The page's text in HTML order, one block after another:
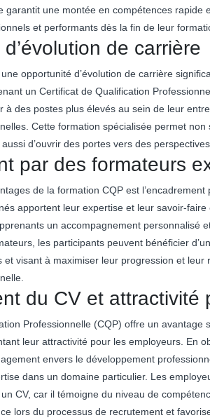
garantit une montée en compétences rapide
et performants dès la fin de leur
de carrière
opportunité d’évolution de carrière
un Certificat de Qualification
à des postes plus élevés au sein de leur
Cette formation spécialisée permet
d’ouvrir des portes vers des
par des formateurs
de la formation CQP est
apportent leur expertise et leur savoir-
un accompagnement personnalisé
les participants peuvent bénéficier
visant à maximiser leur progression et leur
du CV et attractivité
Professionnelle (CQP) offre un avantage
leur attractivité pour les employeurs. En
envers le développement
dans un domaine particulier. Les
CV, car il témoigne du niveau de
lors du processus de recrutement et